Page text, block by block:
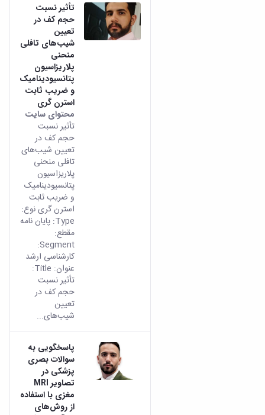
تأثیر نسبت
حجم کف در
تعیین
شیب‌های تافلی
منحنی
پلاریزاسیون
پتانسیودینامیک
و ضریب ثابت
استرن گری
محتوای سایت
تأثیر نسبت
حجم کف در
تعیین شیب‌های
تافلی منحنی
پلاریزاسیون
پتانسیودینامیک
و ضریب ثابت
استرن گری نوع:
Type: پایان نامه
مقطع:
Segment:
کارشناسی ارشد
عنوان: Title:
تأثیر نسبت
حجم کف در
تعیین
شیب‌های...
پاسخگویی به
سوالات بصری
پزشکی در
تصاویر MRI
مغزی با استفاده
از روش‌های